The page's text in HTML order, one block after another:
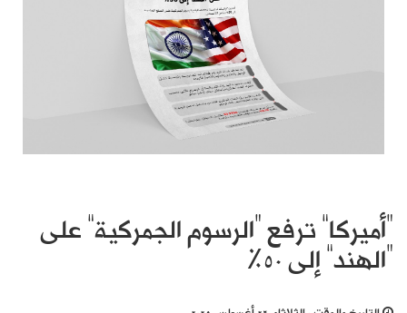
“أميركا” ترفع “الرسوم الجمركية” على
“الهند” إلى 50%